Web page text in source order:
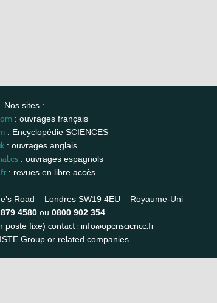
Nos sites :
: ouvrages français
: Encyclopédie SCIENCES
: ouvrages anglais
: ouvrages espagnols
: revues en libre accès
Road – Londres SW19 4EU – Royaume-Uni
4580 ou 0800 902 354
poste fixe) contact : info@openscience.fr
Group or related companies.